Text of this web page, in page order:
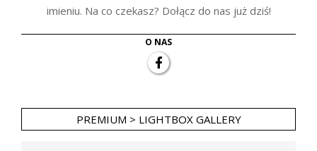
imieniu. Na co czekasz? Dołącz do nas już dziś!
O NAS
PREMIUM > LIGHTBOX GALLERY